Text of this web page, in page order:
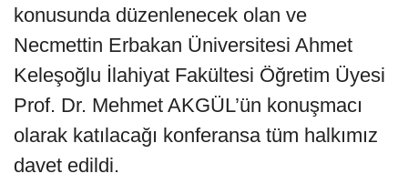
konusunda düzenlenecek olan ve
Necmettin Erbakan Üniversitesi Ahmet
Keleşoğlu İlahiyat Fakültesi Öğretim Üyesi
Prof. Dr. Mehmet AKGÜL’ün konuşmacı
olarak katılacağı konferansa tüm halkımız
davet edildi.